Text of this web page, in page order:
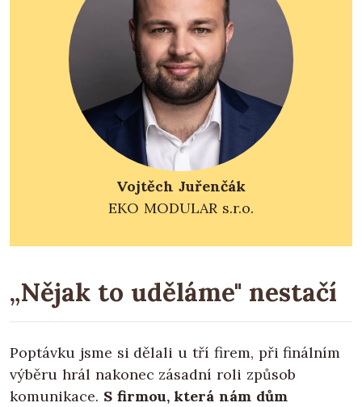
Vojtěch Juřenčák
EKO MODULAR s.r.o.
„Nějak to uděláme" nestačí
Poptávku jsme si dělali u tří firem, při finálním
výběru hrál nakonec zásadní roli způsob
komunikace. S firmou, která nám dům